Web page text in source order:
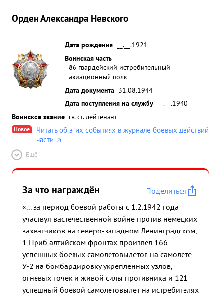
Орден Александра Невского
Дата рождения
__.__.1921
Воинская часть
86 гвардейский истребительный
авиационный полк
Дата документа 31.08.1944
Дата поступления на службу
__.__.1940
Воинское звание гв. ст. лейтенант
Новое
Читать об этих событиях в журнале боевых действий
части
Ещё
За что награждён
Поделиться
«... за период боевой работы с 1.2.1942 года
участвуя вастечественной войне против немецких
захватчиков на северо-западном Ленинградском,
1 Приб алтийском фронтах произвел 166
успешных боевых самолетовылетов на самолете
У-2 на бомбардировку укрепленных узлов,
огневых точек и живой силы противника и 121
успешный боевой самолетовылет на истребителях